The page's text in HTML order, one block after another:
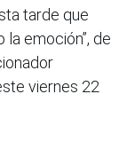
tarde que
la emoción”, de
viernes 22